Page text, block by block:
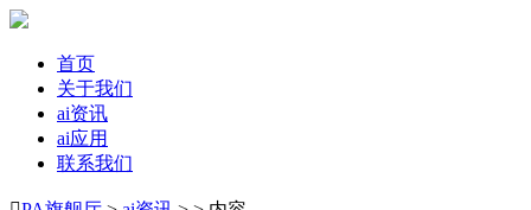
首页
关于我们
ai资讯
ai应用
联系我们